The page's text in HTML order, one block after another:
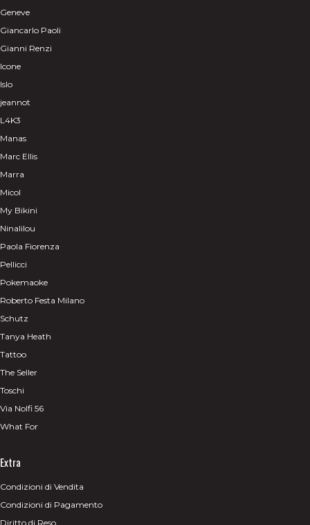
Geneve
Giancarlo Paoli
Gianni Renzi
Icone
Islo
jeannot
L4K3
Manas
Marc Ellis
Marra
Micol
My Bikini
Ninalilou
Paola Fiorenza
Pellicci
Pokemaoke
Roberto Festa Milano
Schutz
Tanya Heath
Tattoo
The Seller
Toschi
Via Nolfi 56
What For
Extra
Condizioni di Vendita
Condizioni di Pagamento
Diritto di Reso